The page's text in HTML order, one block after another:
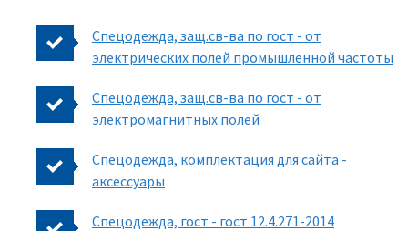
Спецодежда, защ.св-ва по гост - от
электрических полей промышленной частоты
Спецодежда, защ.св-ва по гост - от
электромагнитных полей
Спецодежда, комплектация для сайта -
аксессуары
Спецодежда, гост - гост 12.4.271-2014